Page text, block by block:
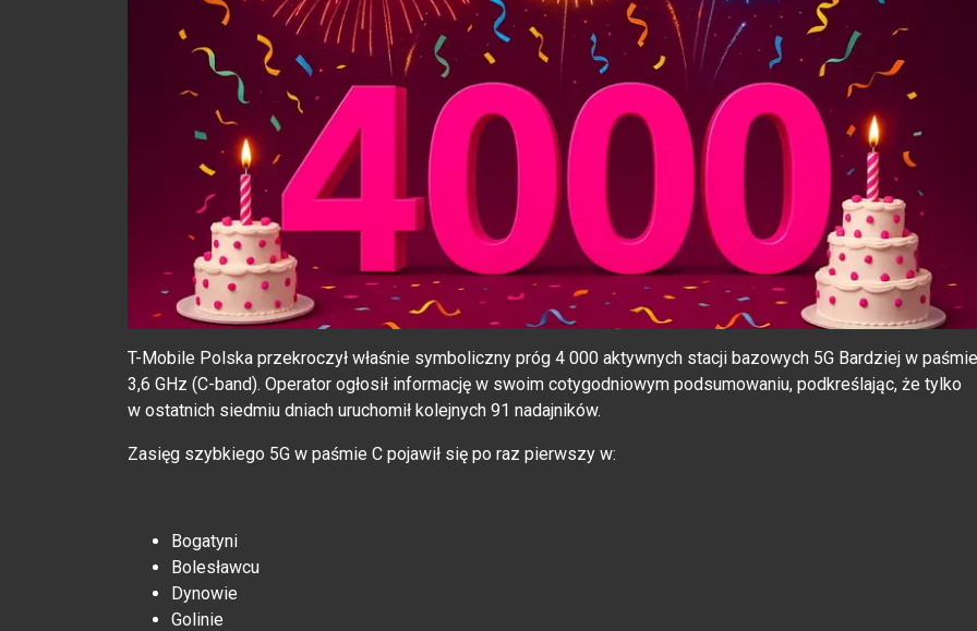
T-Mobile Polska przekroczył właśnie symboliczny próg 4 000 aktywnych stacji bazowych 5G Bardziej w paśmie
3,6 GHz (C-band). Operator ogłosił informację w swoim cotygodniowym podsumowaniu, podkreślając, że tylko
w ostatnich siedmiu dniach uruchomił kolejnych 91 nadajników.
Zasięg szybkiego 5G w paśmie C pojawił się po raz pierwszy w:
Bogatyni
Bolesławcu
Dynowie
Golinie